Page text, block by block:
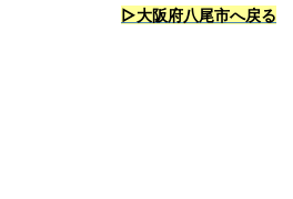
▷大阪府八尾市へ戻る